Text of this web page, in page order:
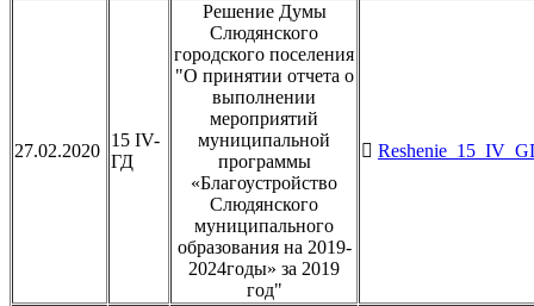
27.02.2020
15 IV-
ГД
Решение Думы
Слюдянского
городского поселения
"О принятии отчета о
выполнении
мероприятий
муниципальной
программы
«Благоустройство
Слюдянского
муниципального
образования на 2019-
2024годы» за 2019
год"